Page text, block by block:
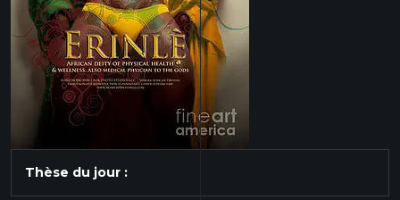
Thèse du jour :